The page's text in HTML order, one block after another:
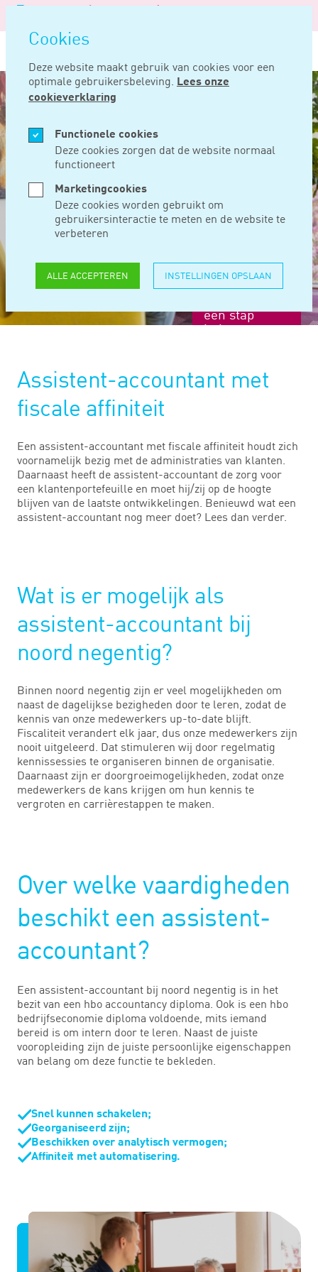
overslaan
Cookies
Deze website maakt gebruik van cookies voor een
optimale gebruikersbeleving. Lees onze
cookieverklaring
Functionele cookies
Deze cookies zorgen dat de website normaal
functioneert
Marketingcookies
Deze cookies worden gebruikt om
gebruikersinteractie te meten en de website te
verbeteren
ALLE ACCEPTEREN INSTELLINGEN OPSLAAN
Logo
Noord
Negentig
een stap
in je
Assistent-accountant met
fiscale affiniteit
Een assistent-accountant met fiscale affiniteit houdt zich
voornamelijk bezig met de administraties van klanten.
Daarnaast heeft de assistent-accountant de zorg voor
een klantenportefeuille en moet hij/zij op de hoogte
blijven van de laatste ontwikkelingen. Benieuwd wat een
assistent-accountant nog meer doet? Lees dan verder.
Wat is er mogelijk als
assistent-accountant bij
noord negentig?
Binnen noord negentig zijn er veel mogelijkheden om
naast de dagelijkse bezigheden door te leren, zodat de
kennis van onze medewerkers up-to-date blijft.
Fiscaliteit verandert elk jaar, dus onze medewerkers zijn
nooit uitgeleerd. Dat stimuleren wij door regelmatig
kennissessies te organiseren binnen de organisatie.
Daarnaast zijn er doorgroeimogelijkheden, zodat onze
medewerkers de kans krijgen om hun kennis te
vergroten en carrièrestappen te maken.
Over welke vaardigheden
beschikt een assistent-
accountant?
Een assistent-accountant bij noord negentig is in het
bezit van een hbo accountancy diploma. Ook is een hbo
bedrijfseconomie diploma voldoende, mits iemand
bereid is om intern door te leren. Naast de juiste
vooropleiding zijn de juiste persoonlijke eigenschappen
van belang om deze functie te bekleden.
Snel kunnen schakelen;
Georganiseerd zijn;
Beschikken over analytisch vermogen;
Affiniteit met automatisering.